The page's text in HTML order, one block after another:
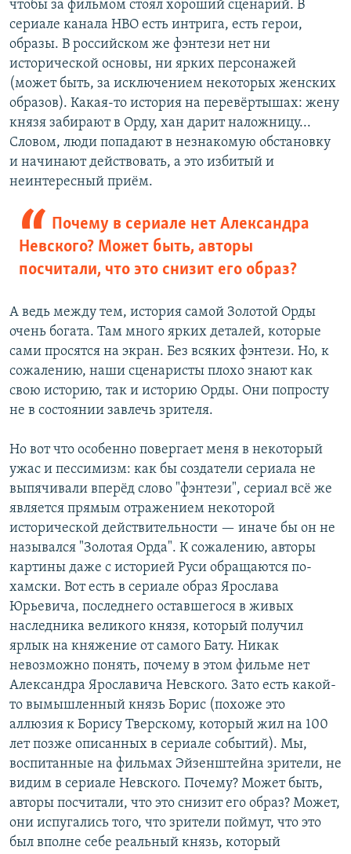
чтобы за фильмом стоял хороший сценарий. В
сериале канала HBO есть интрига, есть герои,
образы. В российском же фэнтези нет ни
исторической основы, ни ярких персонажей
(может быть, за исключением некоторых женских
образов). Какая-то история на перевёртышах: жену
князя забирают в Орду, хан дарит наложницу...
Словом, люди попадают в незнакомую обстановку
и начинают действовать, а это избитый и
неинтересный приём.
Почему в сериале нет Александра
Невского? Может быть, авторы
посчитали, что это снизит его образ?
А ведь между тем, история самой Золотой Орды
очень богата. Там много ярких деталей, которые
сами просятся на экран. Без всяких фэнтези. Но, к
сожалению, наши сценаристы плохо знают как
свою историю, так и историю Орды. Они попросту
не в состоянии завлечь зрителя.
Но вот что особенно повергает меня в некоторый
ужас и пессимизм: как бы создатели сериала не
выпячивали вперёд слово "фэнтези", сериал всё же
является прямым отражением некоторой
исторической действительности — иначе бы он не
назывался "Золотая Орда". К сожалению, авторы
картины даже с историей Руси обращаются по-
хамски. Вот есть в сериале образ Ярослава
Юрьевича, последнего оставшегося в живых
наследника великого князя, который получил
ярлык на княжение от самого Бату. Никак
невозможно понять, почему в этом фильме нет
Александра Ярославича Невского. Зато есть какой-
то вымышленный князь Борис (похоже это
аллюзия к Борису Тверскому, который жил на 100
лет позже описанных в сериале событий). Мы,
воспитанные на фильмах Эйзенштейна зрители, не
видим в сериале Невского. Почему? Может быть,
авторы посчитали, что это снизит его образ? Может,
они испугались того, что зрители поймут, что это
был вполне себе реальный князь, который